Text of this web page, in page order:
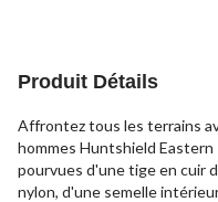
Produit Détails
Affrontez tous les terrains
hommes Huntshield
pourvues d'une tige en cuir
nylon, d'une semelle